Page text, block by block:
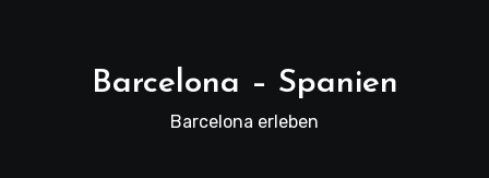
Barcelona – Spanien
Barcelona erleben